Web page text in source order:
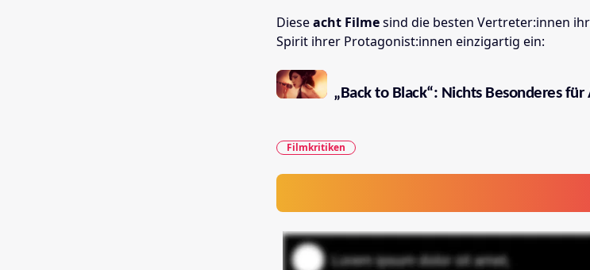
Dieseacht Filmesind die besten Vertreter:innen
Spirit ihrer Protagonist:innen einzigartig ein:
„Back to Black“: Nichts Besonderes
Filmkritiken